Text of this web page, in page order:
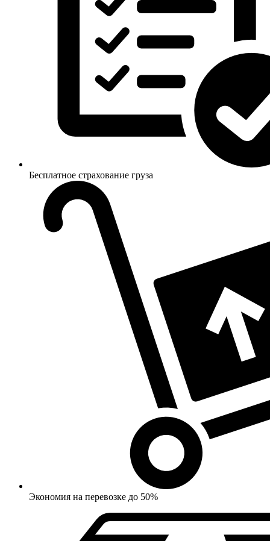
Бесплатное страхование груза
Экономия на перевозке до 50%